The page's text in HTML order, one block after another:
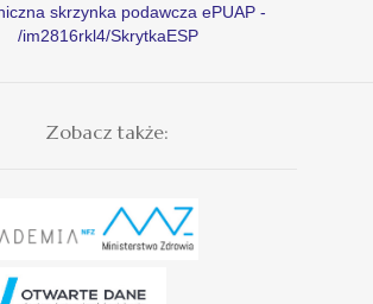
skrzynka podawcza ePUAP -
/im2816rkl4/SkrytkaESP
Zobacz także: